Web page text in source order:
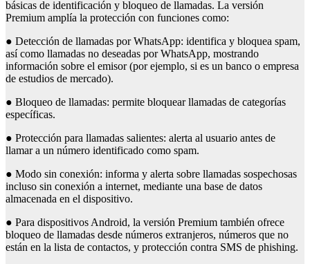
básicas de identificación y bloqueo de llamadas. La versión
Premium amplía la protección con funciones como:
● Detección de llamadas por WhatsApp: identifica y bloquea spam,
así como llamadas no deseadas por WhatsApp, mostrando
información sobre el emisor (por ejemplo, si es un banco o empresa
de estudios de mercado).
● Bloqueo de llamadas: permite bloquear llamadas de categorías
específicas.
● Protección para llamadas salientes: alerta al usuario antes de
llamar a un número identificado como spam.
● Modo sin conexión: informa y alerta sobre llamadas sospechosas
incluso sin conexión a internet, mediante una base de datos
almacenada en el dispositivo.
● Para dispositivos Android, la versión Premium también ofrece
bloqueo de llamadas desde números extranjeros, números que no
están en la lista de contactos, y protección contra SMS de phishing.